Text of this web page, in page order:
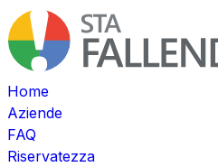
Home
Aziende
FAQ
Riservatezza